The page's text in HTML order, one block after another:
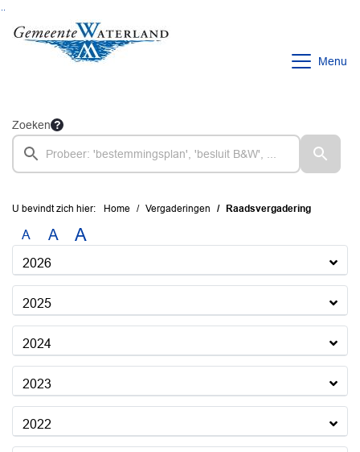
Ga naar de inhoud van deze pagina
Ga naar het zoeken
Ga naar het menu
Menu
Zoeken
U bevindt zich hier: Home Vergaderingen Raadsvergadering
A A A
2026
2025
2024
2023
2022